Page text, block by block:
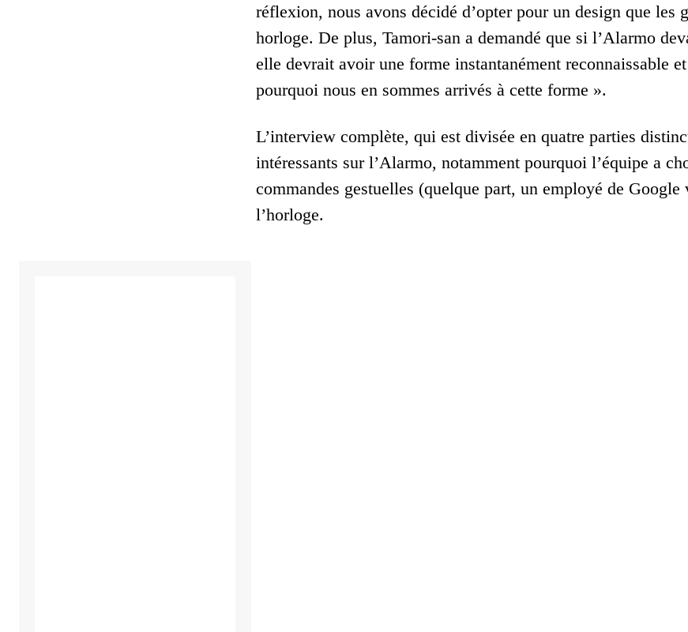
réflexion, nous avons décidé d’opter pour un design que les
horloge. De plus, Tamori-san a demandé que si l’Alarmo
elle devrait avoir une forme instantanément reconnaissable
pourquoi nous en sommes arrivés à cette forme ».
L’interview complète, qui est divisée en quatre parties
intéressants sur l’Alarmo, notamment pourquoi l’équipe a
commandes gestuelles (quelque part, un employé de Google
l’horloge.